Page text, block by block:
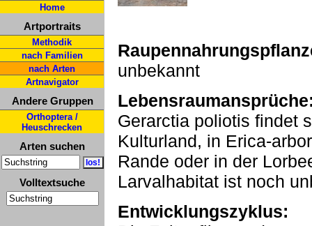
Home
Artportraits
Methodik
nach Familien
nach Arten
Artnavigator
Andere Gruppen
Orthoptera /
Heuschrecken
Arten suchen
Volltextsuche
unbekannt
Gerarctia poliotis findet
Kulturland, in Erica-
Rande oder in der
Larvalhabitat ist noch
Entwicklungszyklus: